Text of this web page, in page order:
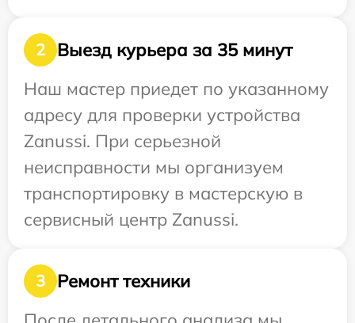
2
Выезд курьера за 35 минут
Наш мастер приедет по указанному
адресу для проверки устройства
Zanussi. При серьезной
неисправности мы организуем
транспортировку в мастерскую в
сервисный центр Zanussi.
3
Ремонт техники